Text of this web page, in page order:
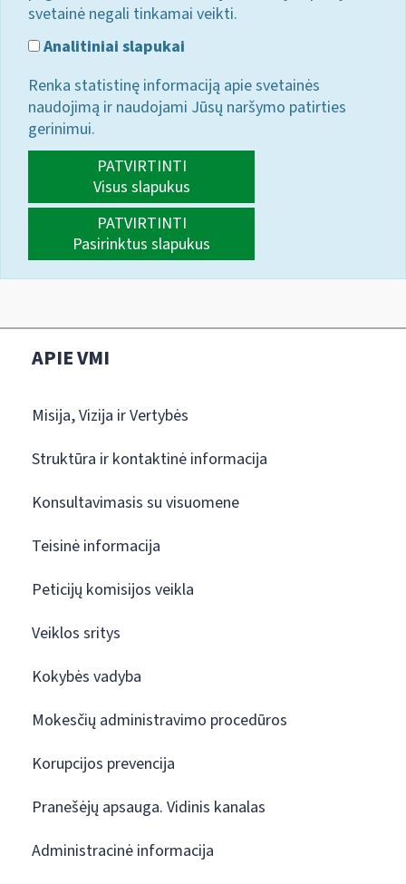
svetainė negali tinkamai veikti.
Analitiniai slapukai
Renka statistinę informaciją apie svetainės
naudojimą ir naudojami Jūsų naršymo patirties
gerinimui.
PATVIRTINTI
Visus slapukus
PATVIRTINTI
Pasirinktus slapukus
APIE VMI
Misija, Vizija ir Vertybės
Struktūra ir kontaktinė informacija
Konsultavimasis su visuomene
Teisinė informacija
Peticijų komisijos veikla
Veiklos sritys
Kokybės vadyba
Mokesčių administravimo procedūros
Korupcijos prevencija
Pranešėjų apsauga. Vidinis kanalas
Administracinė informacija